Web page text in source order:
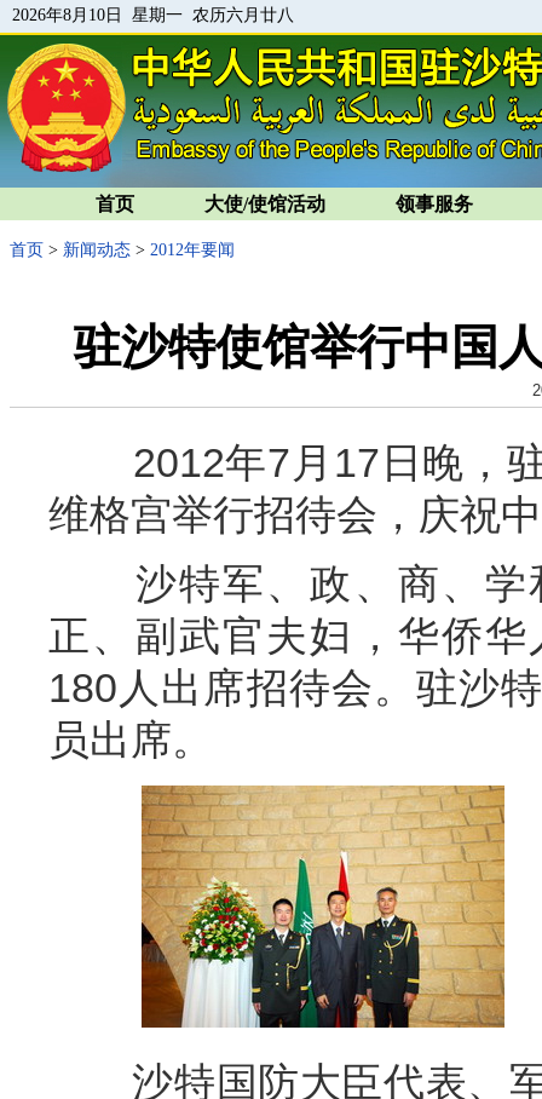
2026年8月10日 星期一 农历六月廿八
首页 大使/使馆活动 领事服务
首页 > 新闻动态 > 2012年要闻
驻沙特使馆举行中国
2012年7月17日晚，驻
维格宫举行招待会，庆祝
沙特军、政、商、学
正、副武官夫妇，华侨
180人出席招待会。驻沙
员出席。
沙特国防大臣代表、军